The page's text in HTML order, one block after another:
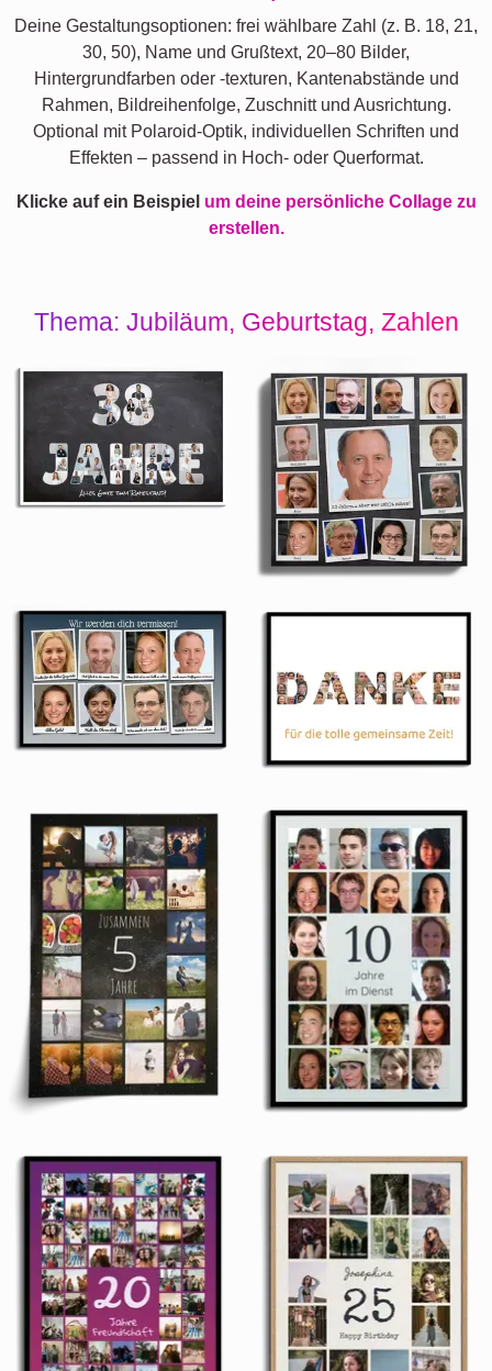
Deine Gestaltungsoptionen: frei wählbare Zahl (z. B. 18, 21,
30, 50), Name und Grußtext, 20–80 Bilder,
Hintergrundfarben oder -texturen, Kantenabstände und
Rahmen, Bildreihenfolge, Zuschnitt und Ausrichtung.
Optional mit Polaroid-Optik, individuellen Schriften und
Effekten – passend in Hoch- oder Querformat.
Klicke auf ein Beispiel um deine persönliche Collage zu
erstellen.
Thema: Jubiläum, Geburtstag, Zahlen